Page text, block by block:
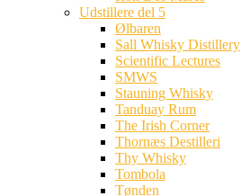
Udstillere del 5
Ølbaren
Sall Whisky Distillery
Scientific Lectures
SMWS
Stauning Whisky
Tanduay Rum
The Irish Corner
Thornæs Destilleri
Thy Whisky
Tombola
Tønden